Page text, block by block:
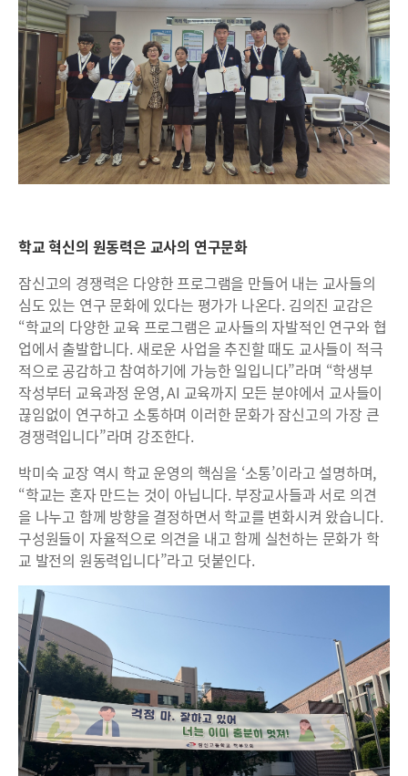
학교 혁신의 원동력은 교사의 연구문화
잠신고의 경쟁력은 다양한 프로그램을 만들어 내는 교사들의
심도 있는 연구 문화에 있다는 평가가 나온다. 김의진 교감은
“학교의 다양한 교육 프로그램은 교사들의 자발적인 연구와 협
업에서 출발합니다. 새로운 사업을 추진할 때도 교사들이 적극
적으로 공감하고 참여하기에 가능한 일입니다”라며 “학생부
작성부터 교육과정 운영, AI 교육까지 모든 분야에서 교사들이
끊임없이 연구하고 소통하며 이러한 문화가 잠신고의 가장 큰
경쟁력입니다”라며 강조한다.
박미숙 교장 역시 학교 운영의 핵심을 ‘소통’이라고 설명하며,
“학교는 혼자 만드는 것이 아닙니다. 부장교사들과 서로 의견
을 나누고 함께 방향을 결정하면서 학교를 변화시켜 왔습니다.
구성원들이 자율적으로 의견을 내고 함께 실천하는 문화가 학
교 발전의 원동력입니다”라고 덧붙인다.